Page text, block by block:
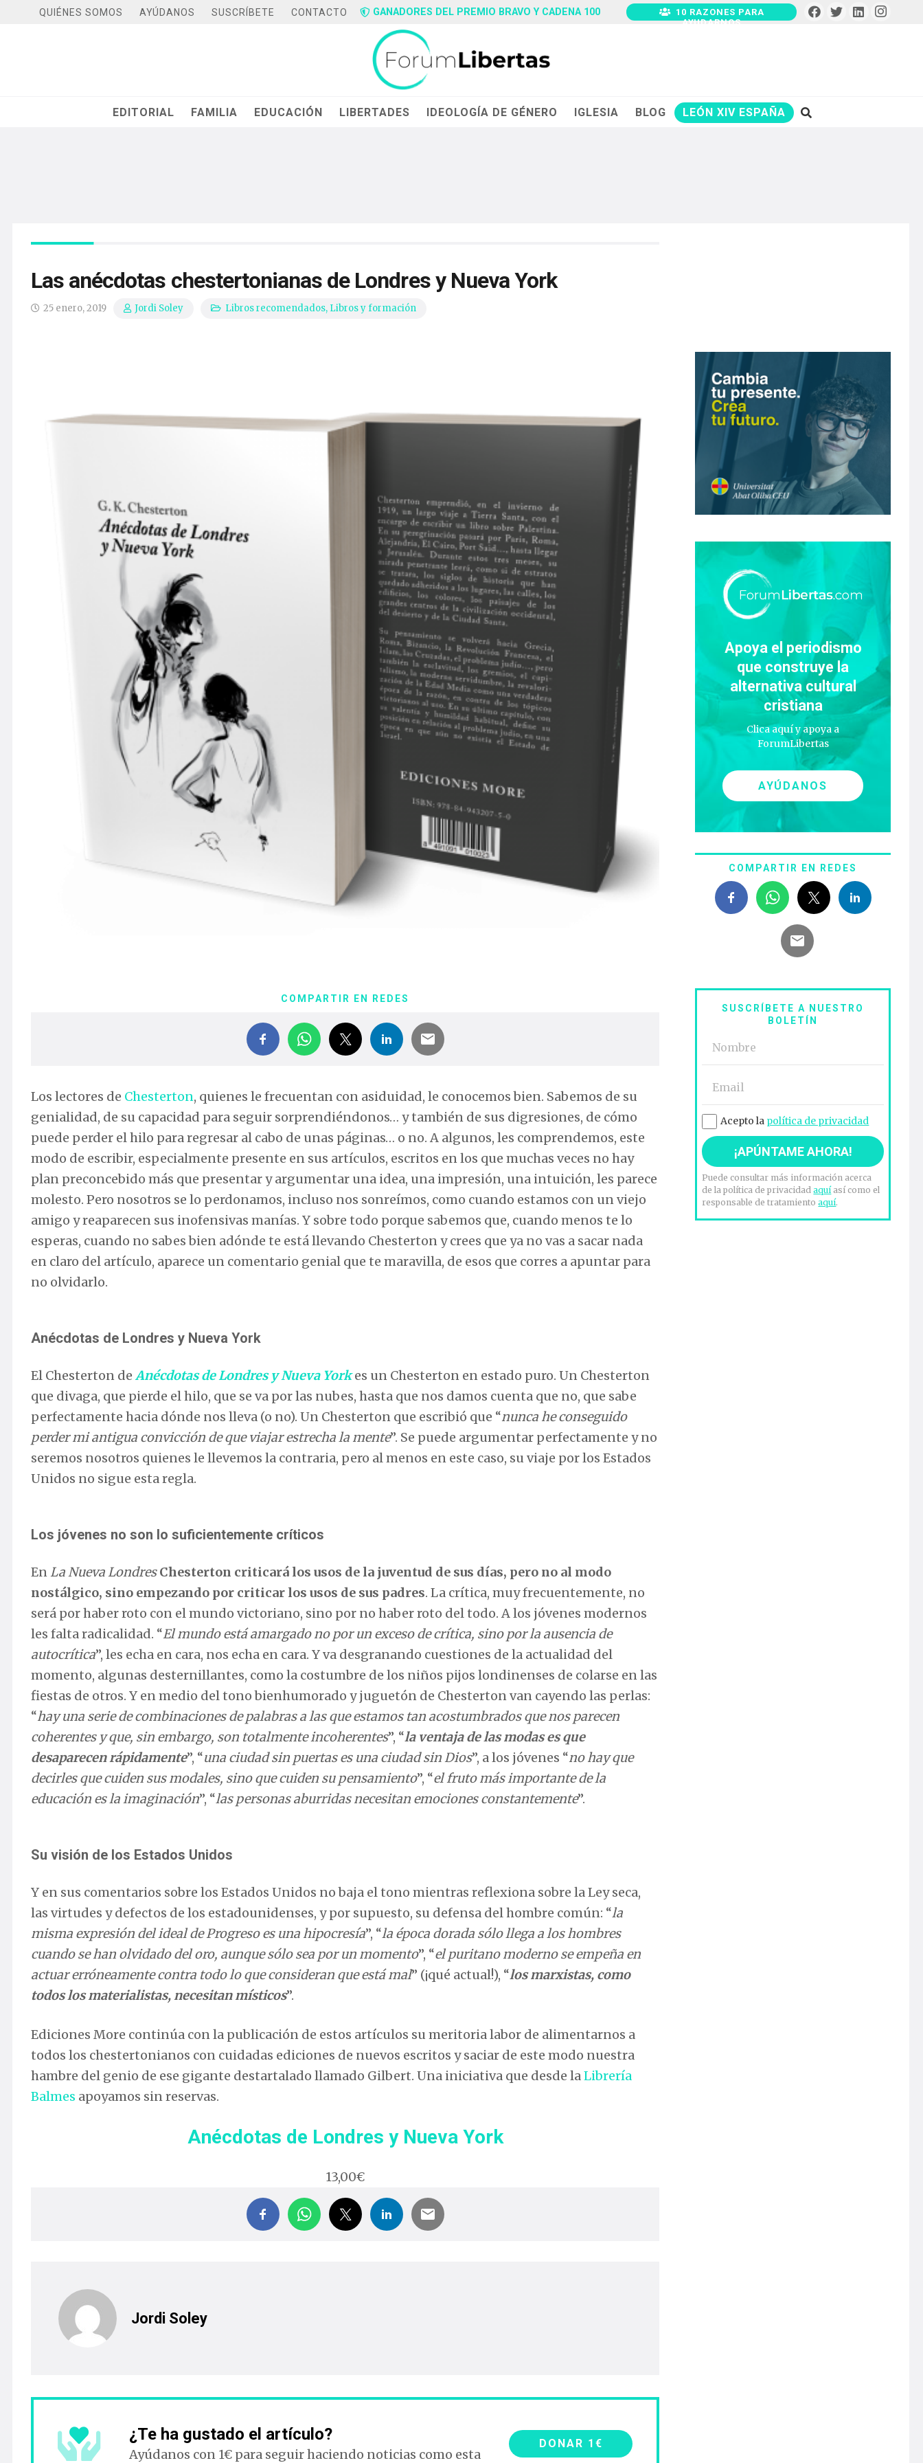
QUIÉNES SOMOS AYÚDANOS SUSCRÍBETE CONTACTO GANADORES DEL PREMIO BRAVO Y CADENA 100
10 RAZONES PARA
AYUDARNOS
EDITORIAL FAMILIA EDUCACIÓN LIBERTADES IDEOLOGÍA DE GÉNERO IGLESIA BLOG LEÓN XIV ESPAÑA
Las anécdotas chestertonianas de Londres y Nueva York
25 enero, 2019 Jordi Soley Libros recomendados, Libros y formación
COMPARTIR EN REDES
Los lectores de Chesterton, quienes le frecuentan con asiduidad, le conocemos bien. Sabemos de su
genialidad, de su capacidad para seguir sorprendiéndonos… y también de sus digresiones, de cómo
puede perder el hilo para regresar al cabo de unas páginas… o no. A algunos, les comprendemos, este
modo de escribir, especialmente presente en sus artículos, escritos en los que muchas veces no hay
plan preconcebido más que presentar y argumentar una idea, una impresión, una intuición, les parece
molesto. Pero nosotros se lo perdonamos, incluso nos sonreímos, como cuando estamos con un viejo
amigo y reaparecen sus inofensivas manías. Y sobre todo porque sabemos que, cuando menos te lo
esperas, cuando no sabes bien adónde te está llevando Chesterton y crees que ya no vas a sacar nada
en claro del artículo, aparece un comentario genial que te maravilla, de esos que corres a apuntar para
no olvidarlo.
Anécdotas de Londres y Nueva York
El Chesterton deAnécdotas de Londres y Nueva Yorkes un Chesterton en estado puro. Un Chesterton
que divaga, que pierde el hilo, que se va por las nubes, hasta que nos damos cuenta que no, que sabe
perfectamente hacia dónde nos lleva (o no). Un Chesterton que escribió que “nunca he conseguido
perder mi antigua convicción de que viajar estrecha la mente”. Se puede argumentar perfectamente y no
seremos nosotros quienes le llevemos la contraria, pero al menos en este caso, su viaje por los Estados
Unidos no sigue esta regla.
Los jóvenes no son lo suficientemente críticos
EnLa Nueva Londres Chesterton criticará los usos de la juventud de sus días, pero no al modo
nostálgico, sino empezando por criticar los usos de sus padres. La crítica, muy frecuentemente, no
será por haber roto con el mundo victoriano, sino por no haber roto del todo. A los jóvenes modernos
les falta radicalidad. “El mundo está amargado no por un exceso de crítica, sino por la ausencia de
autocrítica”, les echa en cara, nos echa en cara. Y va desgranando cuestiones de la actualidad del
momento, algunas desternillantes, como la costumbre de los niños pijos londinenses de colarse en las
fiestas de otros. Y en medio del tono bienhumorado y juguetón de Chesterton van cayendo las perlas:
“hay una serie de combinaciones de palabras a las que estamos tan acostumbrados que nos parecen
coherentes y que, sin embargo, son totalmente incoherentes”, “la ventaja de las modas es que
desaparecen rápidamente”, “una ciudad sin puertas es una ciudad sin Dios”, a los jóvenes “no hay que
decirles que cuiden sus modales, sino que cuiden su pensamiento”, “el fruto más importante de la
educación es la imaginación”, “las personas aburridas necesitan emociones constantemente”.
Su visión de los Estados Unidos
Y en sus comentarios sobre los Estados Unidos no baja el tono mientras reflexiona sobre la Ley seca,
las virtudes y defectos de los estadounidenses, y por supuesto, su defensa del hombre común: “la
misma expresión del ideal de Progreso es una hipocresía”, “la época dorada sólo llega a los hombres
cuando se han olvidado del oro, aunque sólo sea por un momento”, “el puritano moderno se empeña en
actuar erróneamente contra todo lo que consideran que está mal” (¡qué actual!), “los marxistas, como
todos los materialistas, necesitan místicos”.
Ediciones More continúa con la publicación de estos artículos su meritoria labor de alimentarnos a
todos los chestertonianos con cuidadas ediciones de nuevos escritos y saciar de este modo nuestra
hambre del genio de ese gigante destartalado llamado Gilbert. Una iniciativa que desde laLibrería
Balmes apoyamos sin reservas.
Anécdotas de Londres y Nueva York
13,00€
Jordi Soley
¿Te ha gustado el artículo?
Ayúdanos con 1€ para seguir haciendo noticias como esta
DONAR 1€
Apoya el periodismo
que construye la
alternativa cultural
cristiana
Clica aquí y apoya a
ForumLibertas
AYÚDANOS
COMPARTIR EN REDES
SUSCRÍBETE A NUESTRO
BOLETÍN
Acepto la política de privacidad
Puede consultar más información acerca
de la política de privacidadaquíasí como el
responsable de tratamientoaquí.